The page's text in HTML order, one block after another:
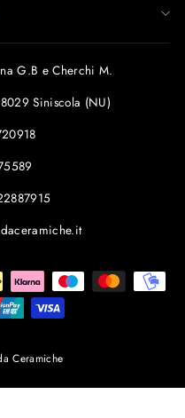
G.B e Cherchi M.
Siniscola (NU)
Ceramiche